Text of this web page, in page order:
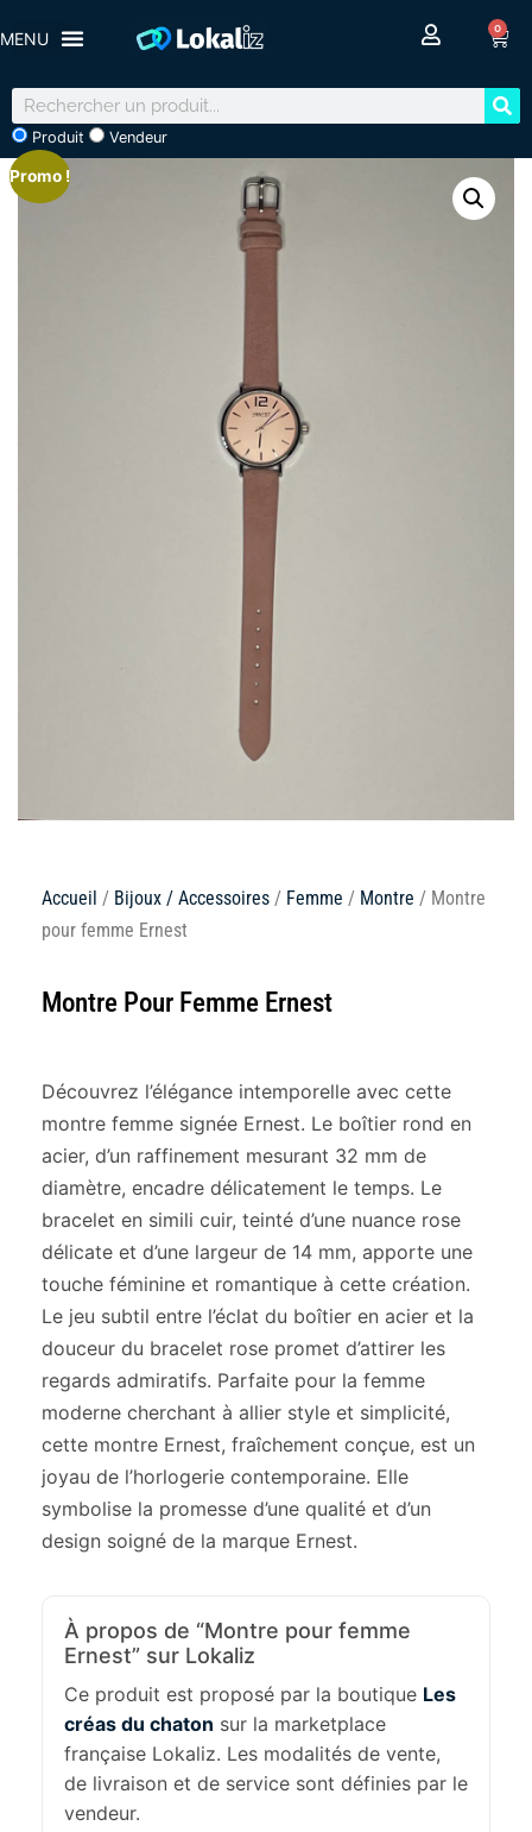
0
Produit Vendeur
Promo !
Accueil / Bijoux / Accessoires / Femme / Montre / Montre
pour femme Ernest
Montre Pour Femme Ernest
Découvrez l’élégance intemporelle avec cette
montre femme signée Ernest. Le boîtier rond en
acier, d’un raffinement mesurant 32 mm de
diamètre, encadre délicatement le temps. Le
bracelet en simili cuir, teinté d’une nuance rose
délicate et d’une largeur de 14 mm, apporte une
touche féminine et romantique à cette création.
Le jeu subtil entre l’éclat du boîtier en acier et la
douceur du bracelet rose promet d’attirer les
regards admiratifs. Parfaite pour la femme
moderne cherchant à allier style et simplicité,
cette montre Ernest, fraîchement conçue, est un
joyau de l’horlogerie contemporaine. Elle
symbolise la promesse d’une qualité et d’un
design soigné de la marque Ernest.
À propos de “Montre pour femme
Ernest” sur Lokaliz
Ce produit est proposé par la boutique Les
créas du chaton sur la marketplace
française Lokaliz. Les modalités de vente,
de livraison et de service sont définies par le
vendeur.